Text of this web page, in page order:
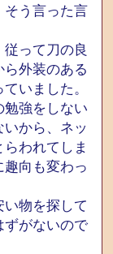
そう言った言
って刀の良
外装のある
いました。
勉強をしない
から、ネッ
われてしま
向も変わっ
物を探して
ずがないので